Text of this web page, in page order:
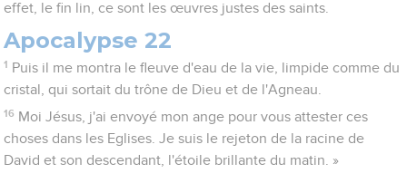
effet, le fin lin, ce sont les œuvres justes des saints.
Apocalypse 22
1 Puis il me montra le fleuve d'eau de la vie, limpide comme du
cristal, qui sortait du trône de Dieu et de l'Agneau.
16 Moi Jésus, j'ai envoyé mon ange pour vous attester ces
choses dans les Eglises. Je suis le rejeton de la racine de
David et son descendant, l'étoile brillante du matin. »